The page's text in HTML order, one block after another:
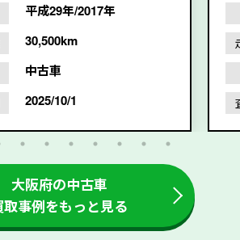
平成29年/2017年
30,500km
中古車
2025/10/1
大阪府の中古車
取事例をもっと見る